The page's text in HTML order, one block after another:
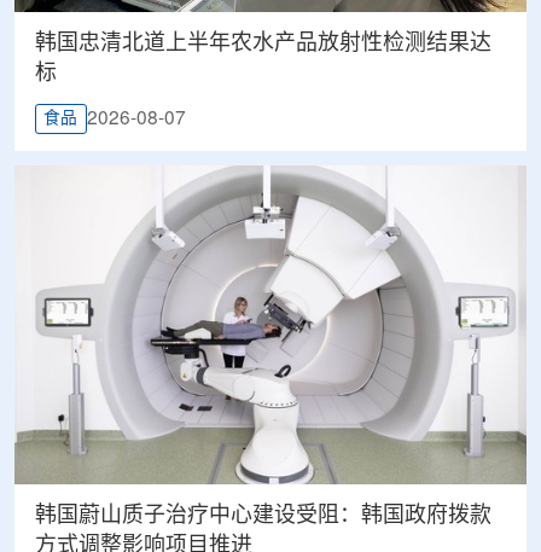
韩国忠清北道上半年农水产品放射性检测结果达
标
食品 2026-08-07
韩国蔚山质子治疗中心建设受阻：韩国政府拨款
方式调整影响项目推进